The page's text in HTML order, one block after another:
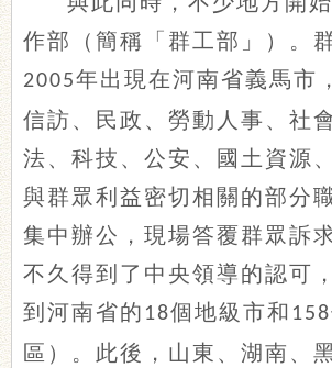
作部（簡稱「群工部」）。
2005年出現在河南省義馬市
信訪、民政、勞動人事、社
法、科技、公安、國土資源
與群眾利益密切相關的部分
集中辦公，現場答覆群眾訴
不久得到了中央領導的認可
到河南省的 18個地級市和 158
區）。此後，山東、湖南、